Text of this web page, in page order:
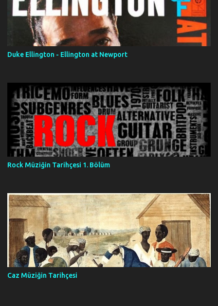
Duke Ellington - Ellington at Newport
Rock Müziğin Tarihçesi 1. Bölüm
Caz Müziğin Tarihçesi